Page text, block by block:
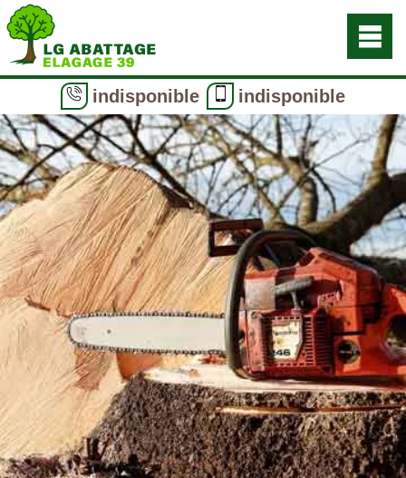
indisponible indisponible